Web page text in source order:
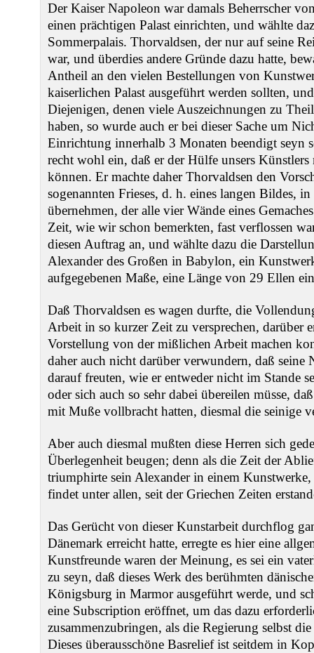
Der Kaiser Napoleon war damals Beherrscher
einen prächtigen Palast einrichten, und wählte
Sommerpalais. Thorvaldsen, der nur auf seine
war, und überdies andere Gründe dazu hatte,
Antheil an den vielen Bestellungen von
kaiserlichen Palast ausgeführt werden sollten,
Diejenigen, denen viele Auszeichnungen zu
haben, so wurde auch er bei dieser Sache um
Einrichtung innerhalb 3 Monaten beendigt seyn
recht wohl ein, daß er der Hülfe unsers Künstlers
können. Er machte daher Thorvaldsen den
sogenannten Frieses, d. h. eines langen Bildes,
übernehmen, der alle vier Wände eines
Zeit, wie wir schon bemerkten, fast verflossen
diesen Auftrag an, und wählte dazu die
Alexander des Großen in Babylon, ein
aufgegebenen Maße, eine Länge von 29 Ellen
Daß Thorvaldsen es wagen durfte, die
Arbeit in so kurzer Zeit zu versprechen, darüber
Vorstellung von der mißlichen Arbeit machen
daher auch nicht darüber verwundern, daß seine
darauf freuten, wie er entweder nicht im Stande
oder sich auch so sehr dabei übereilen müsse,
mit Muße vollbracht hatten, diesmal die seinige
Aber auch diesmal mußten diese Herren sich
Überlegenheit beugen; denn als die Zeit der
triumphirte sein Alexander in einem Kunstwerke,
findet unter allen, seit der Griechen Zeiten
Das Gerücht von dieser Kunstarbeit durchflog
Dänemark erreicht hatte, erregte es hier eine
Kunstfreunde waren der Meinung, es sei ein
zu seyn, daß dieses Werk des berühmten
Königsburg in Marmor ausgeführt werde, und
eine Subscription eröffnet, um das dazu
zusammenzubringen, als die Regierung selbst
Dieses überausschöne Basrelief ist seitdem in